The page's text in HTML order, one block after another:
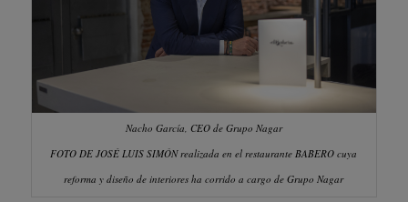
Nacho García, CEO de Grupo Nagar
FOTO DE JOSÉ LUIS SIMÓN realizada en el restaurante BABERO cuya
reforma y diseño de interiores ha corrido a cargo de Grupo Nagar